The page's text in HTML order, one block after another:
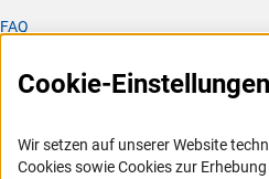
FAQ
Logo und Corporate Design
Compliance
Cookie-Einstellungen
Wir setzen auf unserer Website
Cookies sowie Cookies zur